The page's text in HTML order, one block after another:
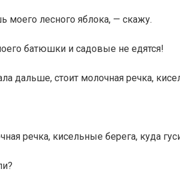
моего лесного яблока, — скажу.
батюшки и садовые не едятся!
дальше, стоит молочная речка,
речка, кисельные берега, куда